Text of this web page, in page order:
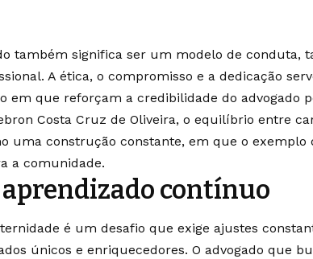
também significa ser um modelo de conduta,
A ética, o compromisso e a dedicação
em que reforçam a credibilidade do advogado
Costa Cruz de Oliveira, o equilíbrio entre
uma construção constante, em que o exemplo
a comunidade.
contínuo
é um desafio que exige ajustes
únicos e enriquecedores. O advogado que